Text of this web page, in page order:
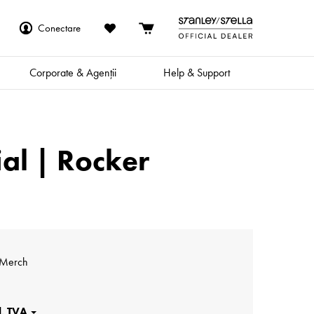
Conectare
Corporate & Agenții Help & Support
| Rocker